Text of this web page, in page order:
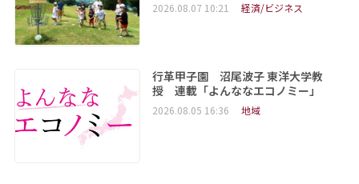
2026.08.07 10:21 経済/ビジネス
行革甲子園 沼尾波子 東洋大学教
授 連載「よんななエコノミー」
2026.08.05 16:36 地域